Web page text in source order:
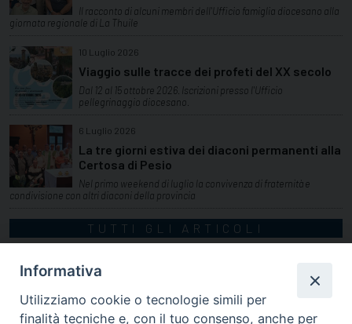
Il racconto di alcuni membri dell'Ufficio famiglia diocesano alla
giornata regionale di La Thuile
10 Luglio 2026
Viaggio sulle tracce dei profeti del XX secolo
Dal 12 al 15 ottobre 2026. Iscrizioni presso l'Ufficio
pellegrinaggio diocesano.
6 Luglio 2026
La tre giorni estiva dei diaconi permanenti alla
Certosa di Pesio
Nel primo weekend di luglio la convivenza di fraternità e
condivisione con altri diaconi della provincia
TUTTI GLI ARTICOLI
Informativa
Utilizziamo cookie o tecnologie simili per
finalità tecniche e, con il tuo consenso, anche per